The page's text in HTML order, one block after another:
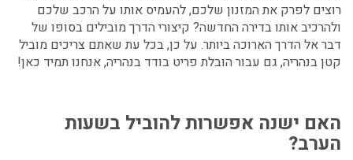
רוצים לפרק את המזנון שלכם, להעמיס אותו על הרכב שלכם
ולהרכיב אותו בדירה החדשה? קיצורי הדרך מובילים בסופו של
דבר אל הדרך הארוכה ביותר. על כן, בכל עת שאתם צריכים מוביל
קטן בנהריה, גם עבור הובלת פריט בודד בנהריה, אנחנו תמיד כאן!
האם ישנה אפשרות להוביל בשעות
הערב?